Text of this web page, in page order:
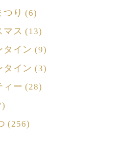
り (6)
マス (13)
イン (9)
イン (3)
ィー (28)
(256)